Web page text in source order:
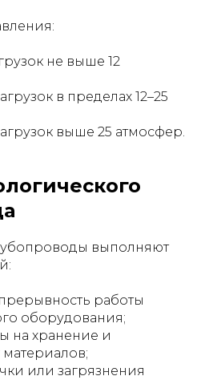
не выше 12
в пределах 12–25
выше 25 атмосфер.
выполняют
работы
оборудования;
на хранение и
или загрязнения